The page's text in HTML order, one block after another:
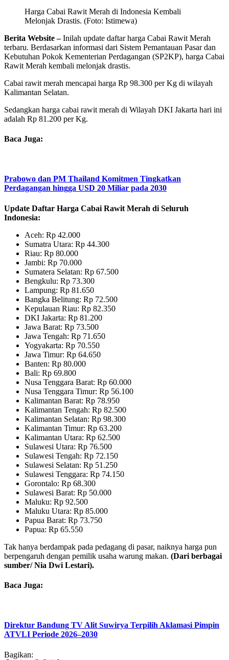
Harga Cabai Rawit Merah di Indonesia Kembali
Melonjak Drastis. (Foto: Istimewa)
Berita Website –Inilah update daftar harga Cabai Rawit Merah
terbaru. Berdasarkan informasi dari Sistem Pemantauan Pasar dan
Kebutuhan Pokok Kementerian Perdagangan (SP2KP), harga Cabai
Rawit Merah kembali melonjak drastis.
Cabai rawit merah mencapai harga Rp 98.300 per Kg di wilayah
Kalimantan Selatan.
Sedangkan harga cabai rawit merah di Wilayah DKI Jakarta hari ini
adalah Rp 81.200 per Kg.
Baca Juga:
Prabowo dan PM Thailand Komitmen Tingkatkan
Perdagangan hingga USD 20 Miliar pada 2030
Update Daftar Harga Cabai Rawit Merah di Seluruh
Indonesia:
Aceh: Rp 42.000
Sumatra Utara: Rp 44.300
Riau: Rp 80.000
Jambi: Rp 70.000
Sumatera Selatan: Rp 67.500
Bengkulu: Rp 73.300
Lampung: Rp 81.650
Bangka Belitung: Rp 72.500
Kepulauan Riau: Rp 82.350
DKI Jakarta: Rp 81.200
Jawa Barat: Rp 73.500
Jawa Tengah: Rp 71.650
Yogyakarta: Rp 70.550
Jawa Timur: Rp 64.650
Banten: Rp 80.000
Bali: Rp 69.800
Nusa Tenggara Barat: Rp 60.000
Nusa Tenggara Timur: Rp 56.100
Kalimantan Barat: Rp 78.950
Kalimantan Tengah: Rp 82.500
Kalimantan Selatan: Rp 98.300
Kalimantan Timur: Rp 63.200
Kalimantan Utara: Rp 62.500
Sulawesi Utara: Rp 76.500
Sulawesi Tengah: Rp 72.150
Sulawesi Selatan: Rp 51.250
Sulawesi Tenggara: Rp 74.150
Gorontalo: Rp 68.300
Sulawesi Barat: Rp 50.000
Maluku: Rp 92.500
Maluku Utara: Rp 85.000
Papua Barat: Rp 73.750
Papua: Rp 65.550
Tak hanya berdampak pada pedagang di pasar, naiknya harga pun
berpengaruh dengan pemilik usaha warung makan. (Dari berbagai
sumber/ Nia Dwi Lestari).
Baca Juga:
Direktur Bandung TV Alit Suwirya Terpilih Aklamasi Pimpin
ATVLI Periode 2026–2030
Bagikan: